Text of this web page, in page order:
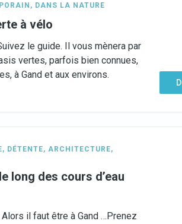
, DANS LA NATURE
à vélo
le guide. Il vous mènera par
vertes, parfois bien connues,
à Gand et aux environs.
, DÉTENTE, ARCHITECTURE,
long des cours d’eau
il faut être à Gand …Prenez